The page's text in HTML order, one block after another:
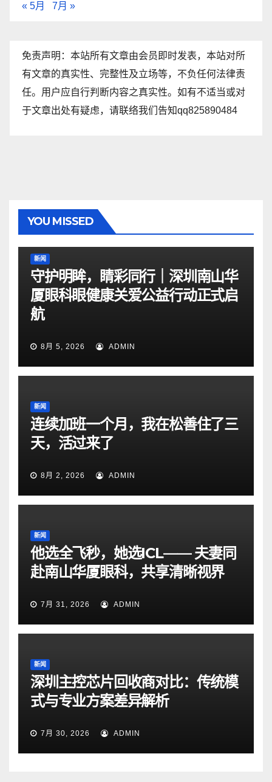
« 5月 7月 »
免责声明：本站所有文章由会员即时发表，本站对所
有文章的真实性、完整性及立场等，不负任何法律责
任。用户应自行判断内容之真实性。如有不适当或对
于文章出处有疑虑，请联络我们告知qq825890484
YOU MISSED
新闻
守护明眸，睛彩同行｜深圳南山华
厦眼科眼健康关爱公益行动正式启
航
8月 5, 2026 ADMIN
新闻
连续加班一个月，我在松善住了三
天，活过来了
8月 2, 2026 ADMIN
新闻
他选全飞秒，她选ICL—— 夫妻同
赴南山华厦眼科，共享清晰视界
7月 31, 2026 ADMIN
新闻
深圳主控芯片回收商对比：传统模
式与专业方案差异解析
7月 30, 2026 ADMIN